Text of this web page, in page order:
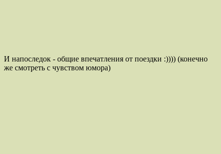
И напоследок - общие впечатления от поездки :)))) (конечно
же смотреть с чувством юмора)